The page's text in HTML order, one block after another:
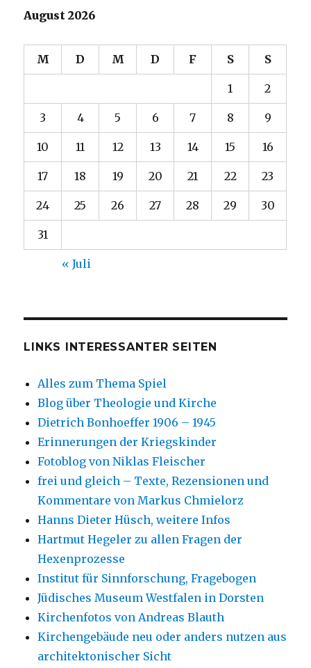
August 2026
M D M D F S S
1 2
3 4 5 6 7 8 9
10 11 12 13 14 15 16
17 18 19 20 21 22 23
24 25 26 27 28 29 30
31
« Juli
LINKS INTERESSANTER SEITEN
Alles zum Thema Spiel
Blog über Theologie und Kirche
Dietrich Bonhoeffer 1906 – 1945
Erinnerungen der Kriegskinder
Fotoblog von Niklas Fleischer
frei und gleich – Texte, Rezensionen und
Kommentare von Markus Chmielorz
Hanns Dieter Hüsch, weitere Infos
Hartmut Hegeler zu allen Fragen der
Hexenprozesse
Institut für Sinnforschung, Fragebogen
Jüdisches Museum Westfalen in Dorsten
Kirchenfotos von Andreas Blauth
Kirchengebäude neu oder anders nutzen aus
architektonischer Sicht